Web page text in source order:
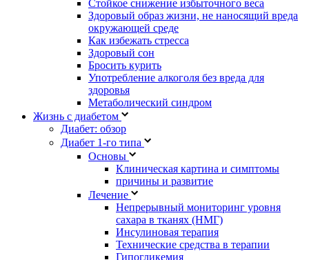
Стойкое снижение избыточного веса
Здоровый образ жизни, не наносящий вреда
окружающей среде
Как избежать стресса
Здоровый сон
Бросить курить
Употребление алкоголя без вреда для
здоровья
Метаболический синдром
Жизнь с диабетом
Диабет: обзор
Диабет 1-го типа
Основы
Клиническая картина и симптомы
причины и развитие
Лечение
Непрерывный мониторинг уровня
сахара в тканях (НМГ)
Инсулиновая терапия
Технические средства в терапии
Гипогликемия